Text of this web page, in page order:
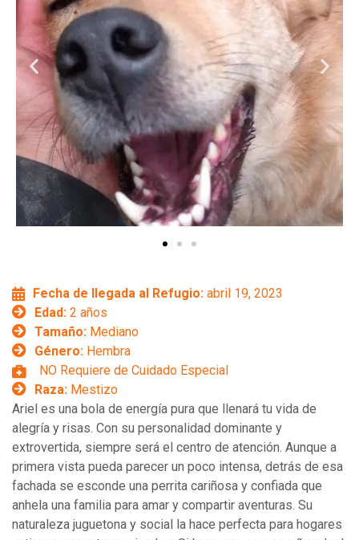
Fecha de llegada al Refugio: abril 19, 2023
Edad: 2 años
Tamaño: Mediano
Género: Hembra
NO Requiere de Cuidado Especial
Raza: Mestizo
Ariel es una bola de energía pura que llenará tu vida de
alegría y risas. Con su personalidad dominante y
extrovertida, siempre será el centro de atención. Aunque a
primera vista pueda parecer un poco intensa, detrás de esa
fachada se esconde una perrita cariñosa y confiada que
anhela una familia para amar y compartir aventuras. Su
naturaleza juguetona y social la hace perfecta para hogares